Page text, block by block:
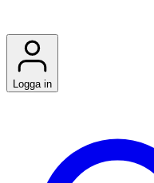
Logga in